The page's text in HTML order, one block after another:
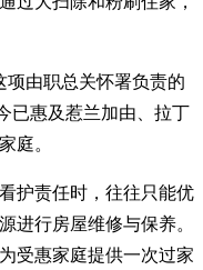
项由职总关怀署负责的
已惠及惹兰加由、拉丁
庭。
护责任时，往往只能优
进行房屋维修与保养。
受惠家庭提供一次过家